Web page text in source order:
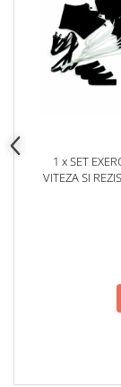
1 x SET
VITEZA SI